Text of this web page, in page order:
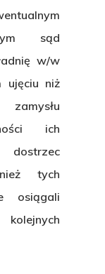
sąd
w/w
ujęciu niż
ich
dostrzec
tych
osiągali